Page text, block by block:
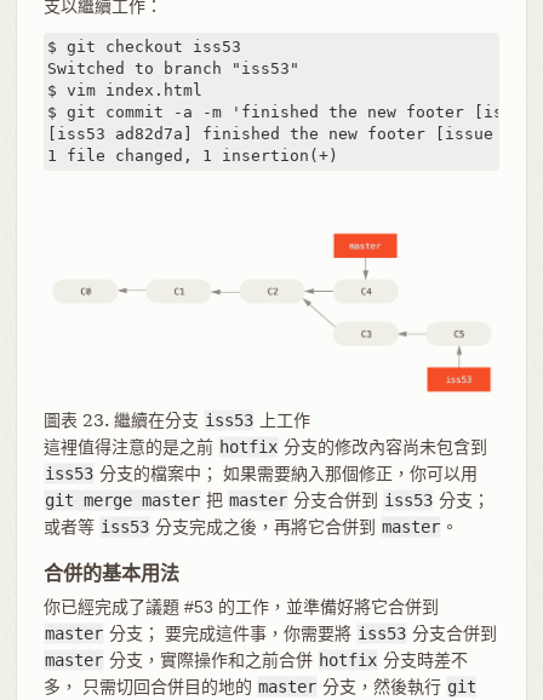
支以繼續工作：
$ git checkout iss53
Switched to branch "iss53"
$ vim index.html
$ git commit -a -m 'finished the new footer [issue
[iss53 ad82d7a] finished the new footer [issue 53]
1 file changed, 1 insertion(+)
圖表 23. 繼續在分支 iss53 上工作
這裡值得注意的是之前 hotfix 分支的修改內容尚未包含到
iss53 分支的檔案中； 如果需要納入那個修正，你可以用
git merge master 把 master 分支合併到 iss53 分支；
或者等 iss53 分支完成之後，再將它合併到 master 。
合併的基本用法
你已經完成了議題 #53 的工作，並準備好將它合併到
master 分支； 要完成這件事，你需要將 iss53 分支合併到
master 分支，實際操作和之前合併 hotfix 分支時差不
多， 只需切回合併目的地的 master 分支，然後執行 git